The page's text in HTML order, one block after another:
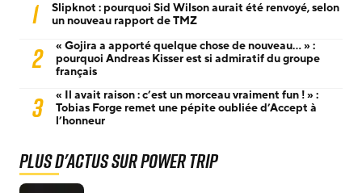
1
Slipknot : pourquoi Sid Wilson aurait été renvoyé, selon
un nouveau rapport de TMZ
2
« Gojira a apporté quelque chose de nouveau… » :
pourquoi Andreas Kisser est si admiratif du groupe
français
3
« Il avait raison : c’est un morceau vraiment fun ! » :
Tobias Forge remet une pépite oubliée d’Accept à
l’honneur
Plus d'actus sur Power Trip